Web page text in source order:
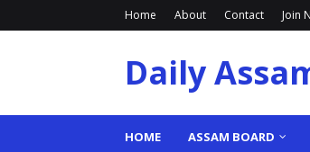
Home About Contact Join
Daily
HOME ASSAM BOARD